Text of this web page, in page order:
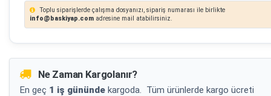
Toplu siparişlerde çalışma dosyanızı, sipariş numarası ile birlikte
info@baskiyap.com adresine mail atabilirsiniz.
Ne Zaman Kargolanır?
En geç 1 iş gününde kargoda. Tüm ürünlerde kargo ücreti